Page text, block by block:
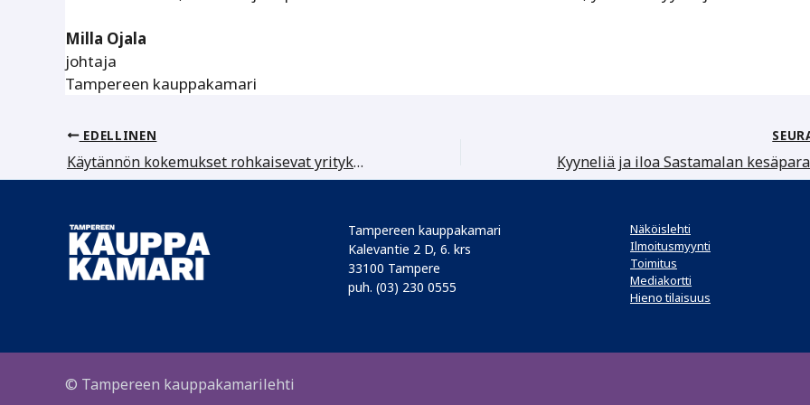
Milla Ojala
johtaja
Tampereen kauppakamari
EDELLINEN
Käytännön kokemukset rohkaisevat yrityksiä
Tampereen kauppakamari
Kalevantie 2 D, 6. krs
33100 Tampere
puh. (03) 230 0555
Näköislehti
Ilmoitusmyynti
Toimitus
Mediakortti
Hieno tilaisuus
© Tampereen kauppakamarilehti